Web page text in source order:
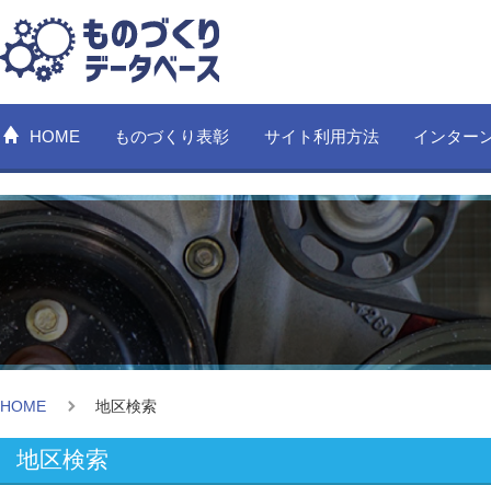
HOME ものづくり表彰 サイト利用方法 インター
HOME 地区検索
地区検索